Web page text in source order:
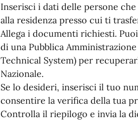
Inserisci i dati delle persone
alla residenza presso cui ti
Allega i documenti richiesti.
di una Pubblica
Technical System) per
Nazionale.
Se lo desideri, inserisci il tuo
consentire la verifica della tua
Controlla il riepilogo e invia la